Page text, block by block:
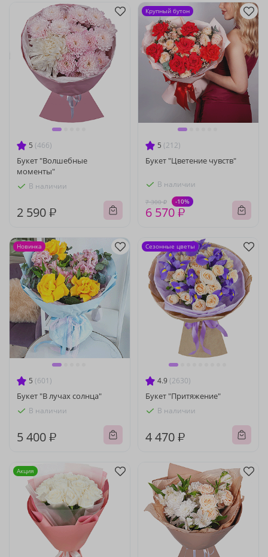
5 (466)
Букет "Волшебные
моменты"
В наличии
2 590 ₽
5 (212)
Букет "Цветение чувств"
В наличии
7 300 ₽ -10%
6 570 ₽
Крупный бутон
5 (601)
Букет "В лучах солнца"
В наличии
5 400 ₽
Новинка
4.9 (2630)
Букет "Притяжение"
В наличии
4 470 ₽
Сезонные цветы
Акция